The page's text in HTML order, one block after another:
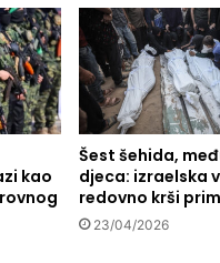
kao
Šest šehida,
djeca: izraelska
redovno krši
23/04/2026